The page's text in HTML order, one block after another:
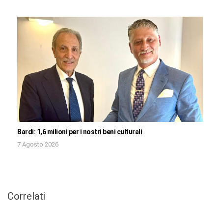
Bardi: 1,6 milioni per i nostri beni culturali
7 Agosto 2026
Correlati